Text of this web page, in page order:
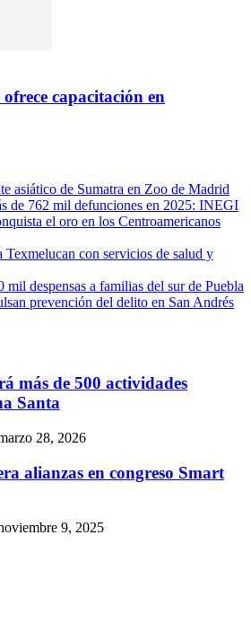
capacitación en
asiático de Sumatra en Zoo de Madrid
de 762 mil defunciones en 2025: INEGI
el oro en los Centroamericanos
Texmelucan con servicios de salud y
mil despensas a familias del sur de Puebla
prevención del delito en San Andrés
más de 500 actividades
Santa
28, 2026
alianzas en congreso Smart
9, 2025